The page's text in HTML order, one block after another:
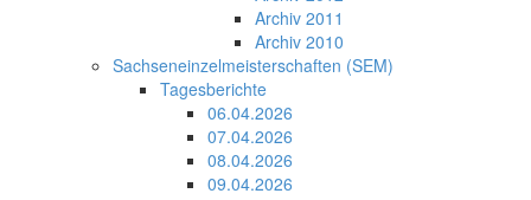
Archiv 2011
Archiv 2010
Sachseneinzelmeisterschaften (SEM)
Tagesberichte
06.04.2026
07.04.2026
08.04.2026
09.04.2026